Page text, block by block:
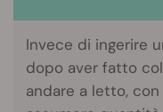
Invece di ingerire
dopo aver fatto
andare a letto,